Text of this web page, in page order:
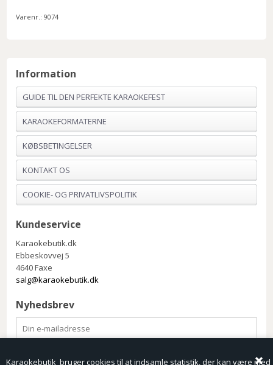
Karaokebutik bruger cookies til at indsamle statistik, der kan være med
Varenr.:9074
Information
GUIDE TIL DEN PERFEKTE KARAOKEFEST
KARAOKEFORMATERNE
KØBSBETINGELSER
KONTAKT OS
COOKIE- OG PRIVATLIVSPOLITIK
Kundeservice
Karaokebutik.dk
Ebbeskovvej 5
4640 Faxe
salg@karaokebutik.dk
Nyhedsbrev